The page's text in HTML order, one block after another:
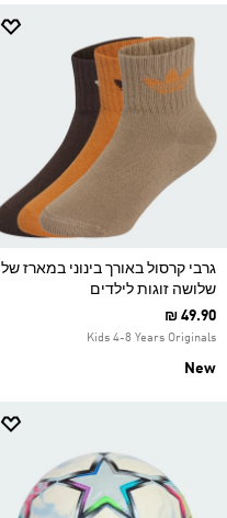
גרבי קרסול באורך בינוני במארז של
שלושה זוגות לילדים
₪ 49.90
Kids 4-8 Years Originals
New